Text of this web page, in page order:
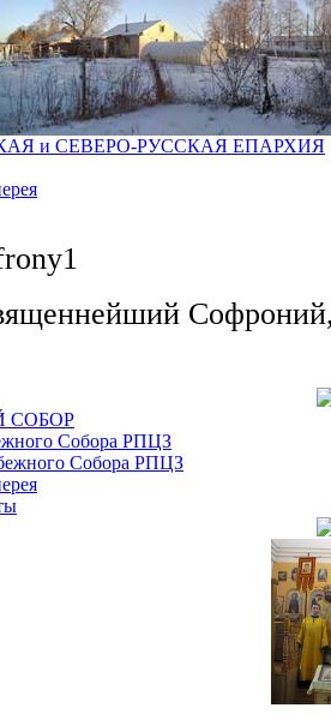
и СЕВЕРО-РУССКАЯ ЕПАРХИЯ
СОБОР
Собора РПЦЗ
Собора РПЦЗ